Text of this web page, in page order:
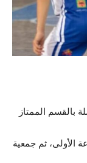
بالقسم الممتاز
الأولى، ثم جمعية